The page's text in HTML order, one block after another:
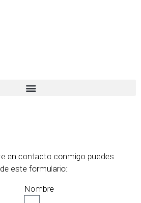
en contacto conmigo puedes
este formulario:
Nombre